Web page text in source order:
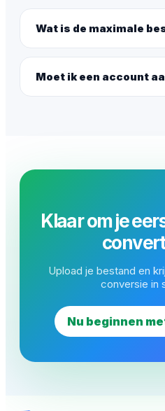
Wat is de maximale
Moet ik een account
Klaar om je
Upload je bestand en
conversie in
Nu beginnen